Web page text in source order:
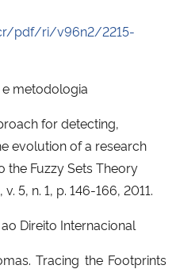
pdf/ri/v96n2/2215-
metodologia
for detecting,
evolution of a research
the Fuzzy Sets Theory
, v. 5, n. 1, p. 146-166, 2011.
Direito Internacional
Tracing the Footprints